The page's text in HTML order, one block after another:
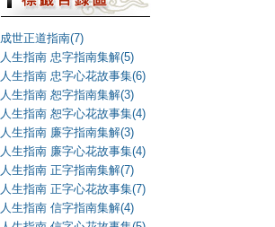
成世正道指南(7)
人生指南 忠字指南集解(5)
人生指南 忠字心花故事集(6)
人生指南 恕字指南集解(3)
人生指南 恕字心花故事集(4)
人生指南 廉字指南集解(3)
人生指南 廉字心花故事集(4)
人生指南 正字指南集解(7)
人生指南 正字心花故事集(7)
人生指南 信字指南集解(4)